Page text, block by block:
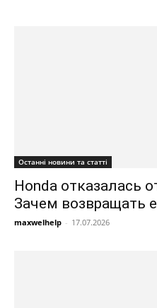
Останні новини та статті
Honda отказалась
Зачем возвращать
maxwelhelp - 17.07.2026